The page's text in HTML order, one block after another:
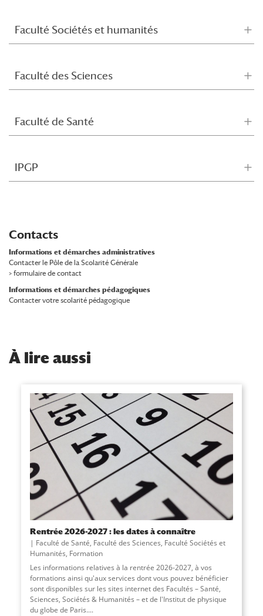
Faculté Sociétés et humanités
Faculté des Sciences
Faculté de Santé
IPGP
Contacts
Informations et démarches administratives
Contacter le Pôle de la Scolarité Générale
> formulaire de contact
Informations et démarches pédagogiques
Contacter votre scolarité pédagogique
À lire aussi
Rentrée 2026-2027 : les dates à connaître
Faculté de Santé, Faculté des Sciences, Faculté Sociétés et
Humanités, Formation
Les informations relatives à la rentrée 2026-2027, à vos
formations ainsi qu'aux services dont vous pouvez bénéficier
sont disponibles sur les sites internet des Facultés – Santé,
Sciences, Sociétés & Humanités – et de l'Institut de physique
du globe de Paris....